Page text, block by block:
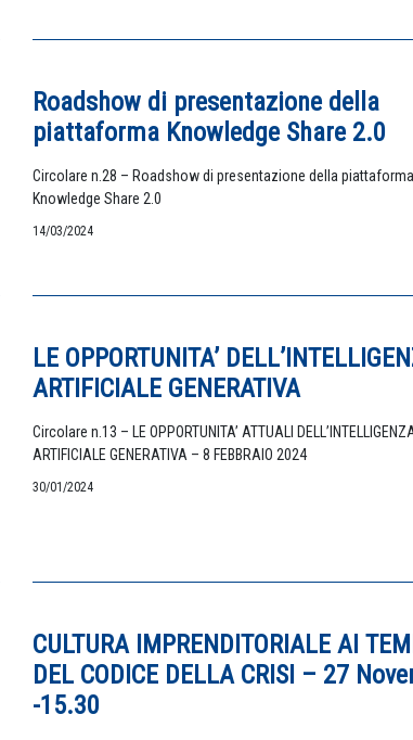
Roadshow di presentazione della
piattaforma Knowledge Share 2.0
Circolare n.28 – Roadshow di presentazione della piattaforma
Knowledge Share 2.0
14/03/2024
LE OPPORTUNITA’
ARTIFICIALE GENERATIVA
Circolare n.13 – LE OPPORTUNITA’ ATTUALI
ARTIFICIALE GENERATIVA – 8 FEBBRAIO 2024
30/01/2024
CULTURA IMPRENDITORIALE AI
DEL CODICE DELLA CRISI – 27
-15.30